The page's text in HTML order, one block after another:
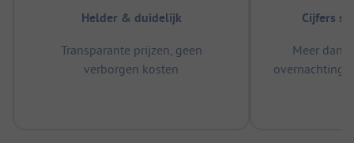
Helder & duidelijk
Transparante prijzen, geen
verborgen kosten
Cijfers
Meer dan